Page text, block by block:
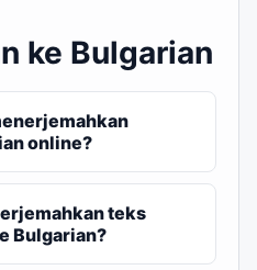
ke Bulgarian
online?
teks
Bulgarian?